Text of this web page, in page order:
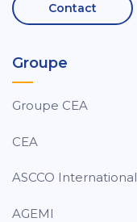
Contact
Groupe
Groupe CEA
CEA
ASCCO International
AGEMI